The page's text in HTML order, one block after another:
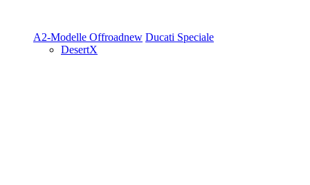
A2-Modelle Offroadnew Ducati Speciale
DesertX